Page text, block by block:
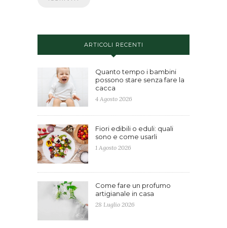
ARTICOLI RECENTI
Quanto tempo i bambini
possono stare senza fare la
cacca
4 Agosto 2026
Fiori edibili o eduli: quali
sono e come usarli
1 Agosto 2026
Come fare un profumo
artigianale in casa
28 Luglio 2026